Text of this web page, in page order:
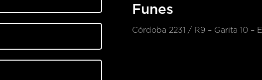
Funes
Córdoba 2231 / R9 – Garita 10 –